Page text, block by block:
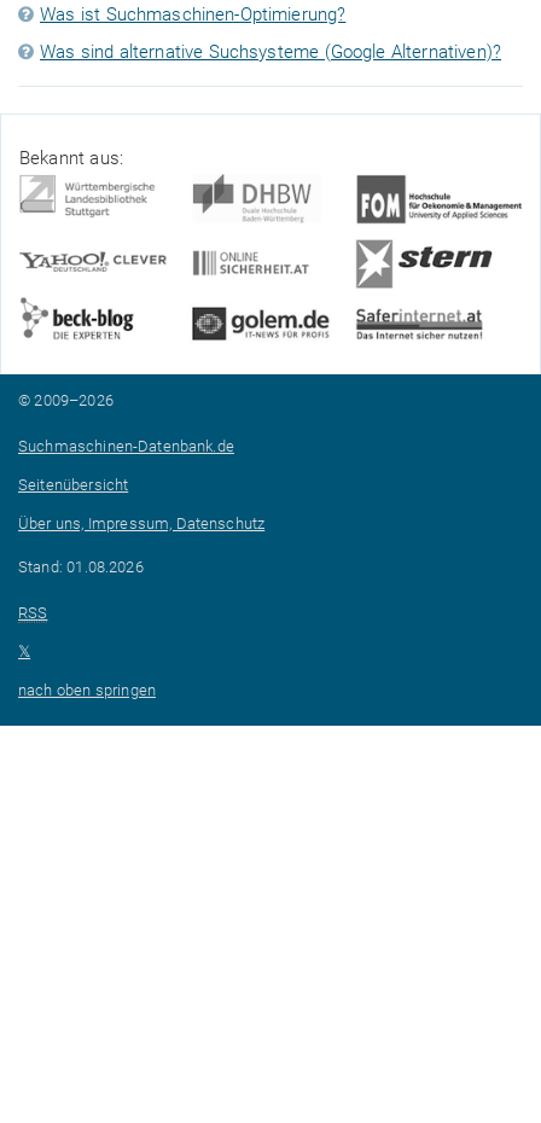
Was ist Suchmaschinen-Optimierung?
Was sind alternative Suchsysteme (Google Alternativen)?
Bekannt aus:
© 2009–2026
Suchmaschinen-Datenbank.de
Seitenübersicht
Über uns, Impressum, Datenschutz
Stand: 01.08.2026
RSS
𝕏
nach oben springen